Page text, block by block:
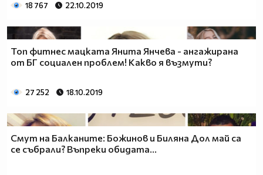
18 767 22.10.2019
Топ фитнес мацката Янита Янчева - ангажирана
от БГ социален проблем! Какво я възмути?
27 252 18.10.2019
Смут на Балканите: Божинов и Биляна Дол май са
се събрали? Въпреки обидата...